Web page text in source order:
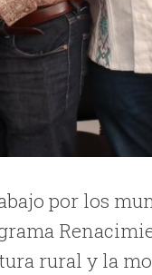
por los
rural y la